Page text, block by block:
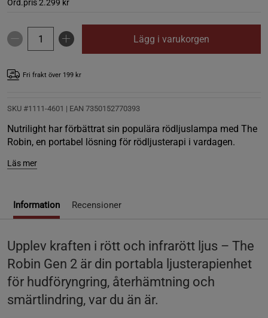
Ord.pris2.299 kr
Lägg i varukorgen
Fri frakt över 199 kr
SKU #1111-4601 | EAN 7350152770393
Nutrilight har förbättrat sin populära rödljuslampa med The
Robin, en portabel lösning för rödljusterapi i vardagen.
Läs mer
Information Recensioner
Upplev kraften i rött och infrarött ljus – The
Robin Gen 2 är din portabla ljusterapienhet
för hudföryngring, återhämtning och
smärtlindring, var du än är.